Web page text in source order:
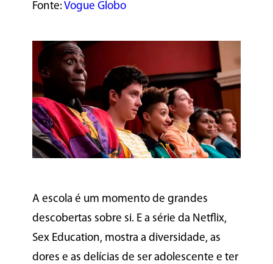
Fonte:Vogue Globo
A escola é um momento de grandes
descobertas sobre si. E a série da Netflix,
Sex Education, mostra a diversidade, as
dores e as delícias de ser adolescente e ter